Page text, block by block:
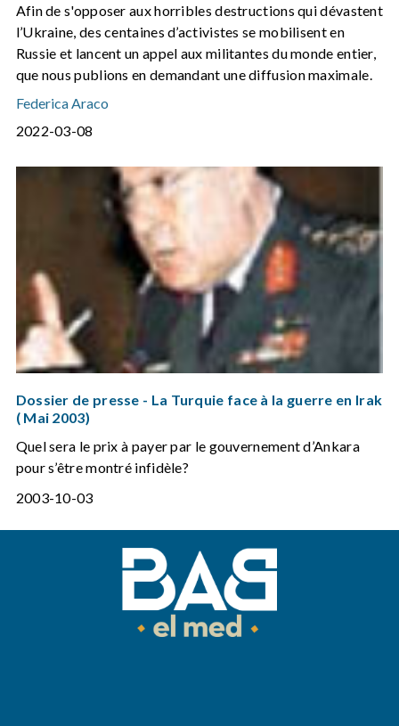
Afin de s'opposer aux horribles destructions qui dévastent
l’Ukraine, des centaines d’activistes se mobilisent en
Russie et lancent un appel aux militantes du monde entier,
que nous publions en demandant une diffusion maximale.
Federica Araco
2022-03-08
Dossier de presse - La Turquie face à la guerre en Irak
( Mai 2003)
Quel sera le prix à payer par le gouvernement d’Ankara
pour s’être montré infidèle?
2003-10-03